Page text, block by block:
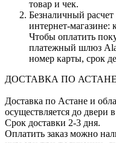
товар и чек.
Безналичный
интернет-
Чтобы оплатить
платежный шлюз
номер карты, срок
ДОСТАВКА ПО
Доставка по Астане и
осуществляется до двери
Срок доставки 2-3 дня.
Оплатить заказ можно